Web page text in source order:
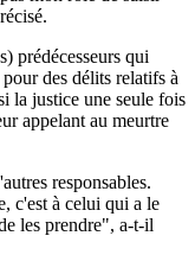
prédécesseurs qui
des délits relatifs à
la justice une seule fois
appelant au meurtre
responsables.
c'est à celui qui a le
les prendre", a-t-il